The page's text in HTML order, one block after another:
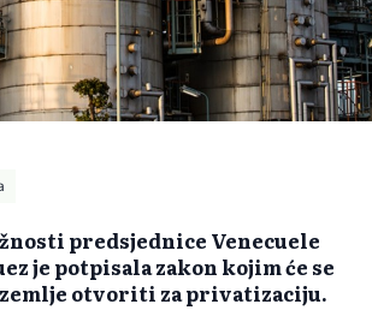
predsjednice Venecuele
je potpisala zakon kojim će se
otvoriti za privatizaciju.